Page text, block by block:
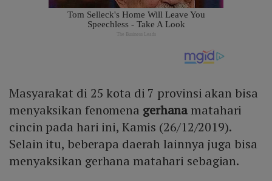
Masyarakat di 25 kota di 7 provinsi akan bisa
menyaksikan fenomena gerhana matahari
cincin pada hari ini, Kamis (26/12/2019).
Selain itu, beberapa daerah lainnya juga bisa
menyaksikan gerhana matahari sebagian.